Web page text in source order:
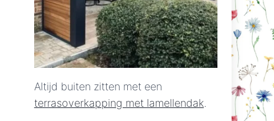
Altijd buiten zitten met een
terrasoverkapping met lamellendak.